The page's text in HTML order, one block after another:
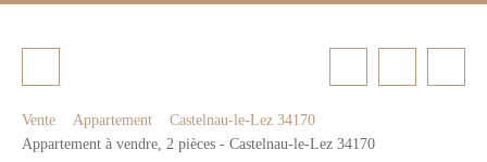
Vente Appartement
Castelnau-le-Lez 34170
Appartement à vendre, 2 pièces - Castelnau-le-Lez 34170